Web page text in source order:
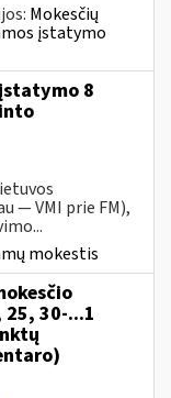
Mokesčių
įstatymo
8
— VMI prie FM),
mokestis
30-...1